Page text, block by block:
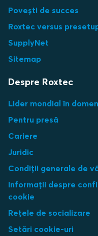
Povești de succes
Roxtec versus
SupplyNet
Sitemap
Despre Roxtec
Lider mondial în
Pentru presă
Cariere
Juridic
Condiții generale de
Informații despre
cookie
Rețele de socializare
Setări cookie-uri